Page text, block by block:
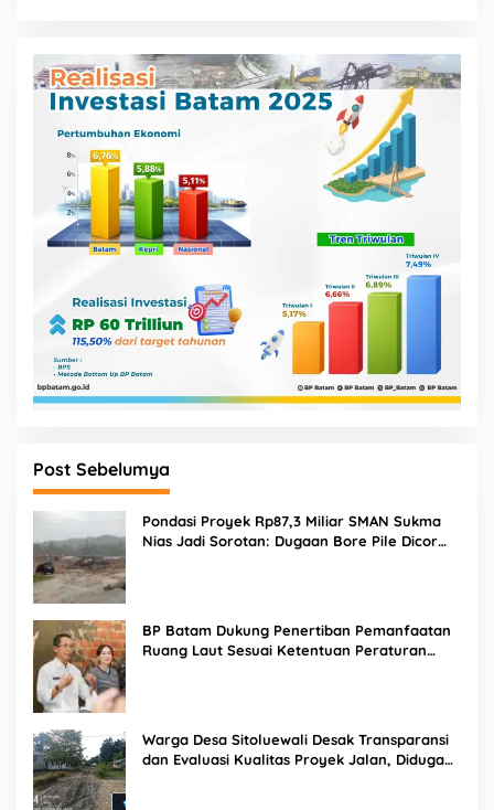
Post Sebelumya
Pondasi Proyek Rp87,3 Miliar SMAN Sukma
Nias Jadi Sorotan: Dugaan Bore Pile Dicor
BP Batam Dukung Penertiban Pemanfaatan
Ruang Laut Sesuai Ketentuan Peraturan
Warga Desa Sitoluewali Desak Transparansi
dan Evaluasi Kualitas Proyek Jalan, Diduga